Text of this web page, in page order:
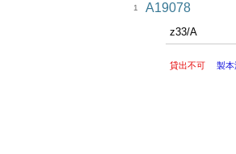
1 A19078
z33/A
貸出不可 製本